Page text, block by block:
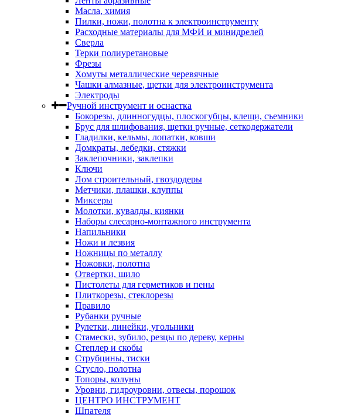
Масла, химия
Пилки, ножи, полотна к электроинструменту
Расходные материалы для МФИ и минидрелей
Сверла
Терки полиуретановые
Фрезы
Хомуты металлические черевячные
Чашки алмазные, щетки для электроинструмента
Электроды
Ручной инструмент и оснастка
Бокорезы, длинногудцы, плоскогубцы, клещи, съемники
Брус для шлифования, щетки ручные, сеткодержатели
Гладилки, кельмы, лопатки, ковши
Домкраты, лебедки, стяжки
Заклепочники, заклепки
Ключи
Лом строительный, гвоздодеры
Метчики, плашки, клуппы
Миксеры
Молотки, кувалды, киянки
Наборы слесарно-монтажного инструмента
Напильники
Ножи и лезвия
Ножницы по металлу
Ножовки, полотна
Отвертки, шило
Пистолеты для герметиков и пены
Плиткорезы, стеклорезы
Правило
Рубанки ручные
Рулетки, линейки, угольники
Стамески, зубило, резцы по дереву, керны
Степлер и скобы
Струбцины, тиски
Стусло, полотна
Топоры, колуны
Уровни, гидроуровни, отвесы, порошок
ЦЕНТРО ИНСТРУМЕНТ
Шпателя